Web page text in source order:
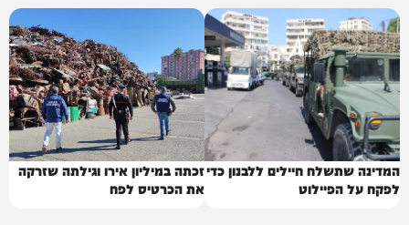
המדינה שתשלח חיילים ללבנון כדי
לפקח על הפיילוט
זכתה במיליון אירו וגילתה שזרקה
את הכרטיס לפח